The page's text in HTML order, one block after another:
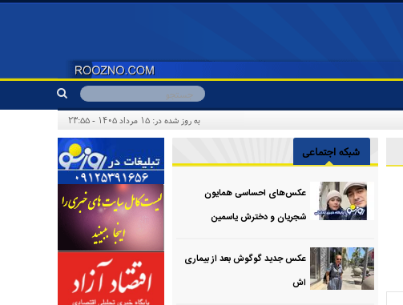
به روز شده در: ۱۵ مرداد ۱۴۰۵ - ۲۳:۵۵
شبکه اجتماعی
عکس‌های احساسی همایون
شجریان و دخترش یاسمین
عکس جدید گوگوش بعد از بیماری
اش